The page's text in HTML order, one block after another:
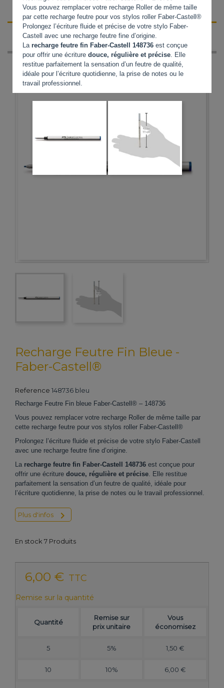
LETTRE D'INFORMATION
Recharge Feutre Fin Bleue -
Faber-Castell®
Reference 148736 bleu
Recharge Feutre Fin bleue Faber-Castell® – 148736
Vous pouvez remplacer votre recharge Roller de même taille par
cette recharge feutre pour vos stylos roller Faber-Castell®
Prolongez l’écriture fluide et précise de votre stylo Faber-Castell
avec une recharge feutre fine d’origine.
La recharge feutre fin Faber-Castell 148736 est conçue pour
offrir une écriture douce, régulière et précise. Elle restitue
parfaitement la sensation d’un feutre de qualité, idéale pour
l’écriture quotidienne, la prise de notes ou le travail professionnel.
Plus d'infos 
En stock 7 Produits
6,00 € TTC
Remise sur la quantité
Quantité
Remise sur
prix unitaire
Vous
économisez
5 5% 1,50 €
10 10% 6,00 €
Vous pouvez remplacer votre recharge Roller de même taille
par cette recharge feutre pour vos stylos roller Faber-Castell®
Prolongez l’écriture fluide et précise de votre stylo Faber-
Castell avec une recharge feutre fine d’origine.
La recharge feutre fin Faber-Castell 148736 est conçue
pour offrir une écriture douce, régulière et précise. Elle
restitue parfaitement la sensation d’un feutre de qualité,
idéale pour l’écriture quotidienne, la prise de notes ou le
travail professionnel.